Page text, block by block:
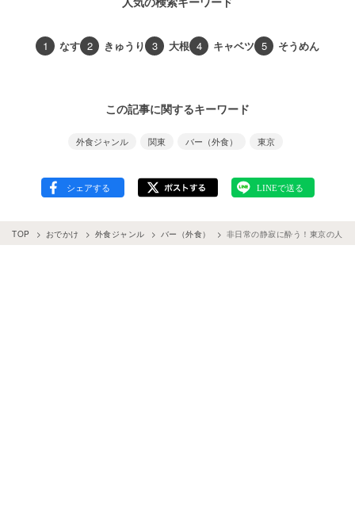
1 なす 2 きゅうり 3 大根 4 キャベツ 5 そうめん
この記事に関するキーワード
外食ジャンル 関東 バー（外食） 東京
TOP おでかけ 外食ジャンル バー（外食） 非日常の静寂に酔う！東京の人